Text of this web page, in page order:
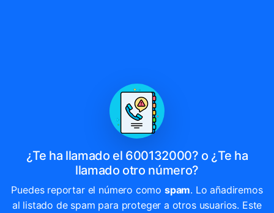
¿Te ha llamado el 600132000? o ¿Te ha
llamado otro número?
Puedes reportar el número como spam. Lo añadiremos
al listado de spam para proteger a otros usuarios. Este